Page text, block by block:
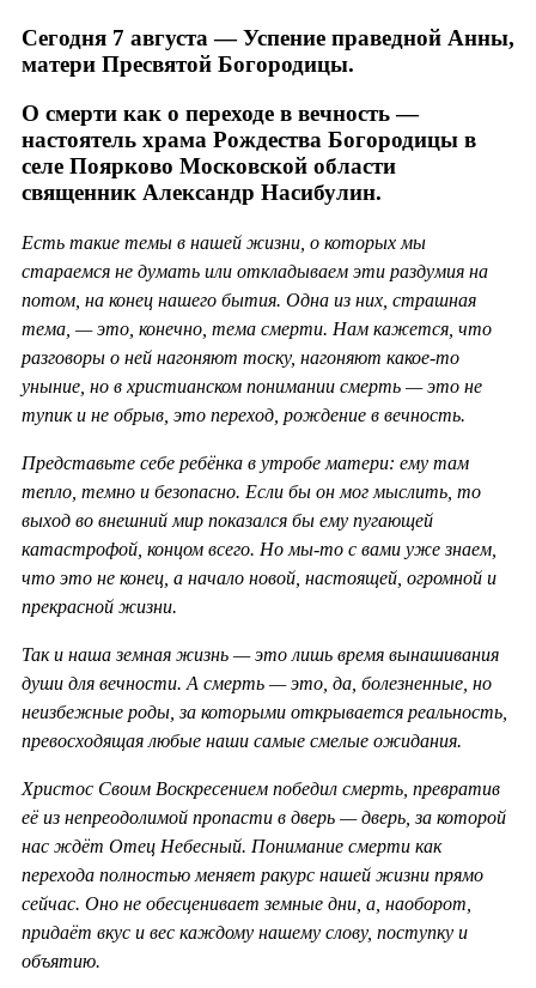
Сегодня 7 августа — Успение праведной Анны,
матери Пресвятой Богородицы.
О смерти как о переходе в вечность —
настоятель храма Рождества Богородицы в
селе Поярково Московской области
священник Александр Насибулин.
Есть такие темы в нашей жизни, о которых мы
стараемся не думать или откладываем эти раздумия на
потом, на конец нашего бытия. Одна из них, страшная
тема, — это, конечно, тема смерти. Нам кажется, что
разговоры о ней нагоняют тоску, нагоняют какое-то
уныние, но в христианском понимании смерть — это не
тупик и не обрыв, это переход, рождение в вечность.
Представьте себе ребёнка в утробе матери: ему там
тепло, темно и безопасно. Если бы он мог мыслить, то
выход во внешний мир показался бы ему пугающей
катастрофой, концом всего. Но мы-то с вами уже знаем,
что это не конец, а начало новой, настоящей, огромной и
прекрасной жизни.
Так и наша земная жизнь — это лишь время вынашивания
души для вечности. А смерть — это, да, болезненные, но
неизбежные роды, за которыми открывается реальность,
превосходящая любые наши самые смелые ожидания.
Христос Своим Воскресением победил смерть, превратив
её из непреодолимой пропасти в дверь — дверь, за которой
нас ждёт Отец Небесный. Понимание смерти как
перехода полностью меняет ракурс нашей жизни прямо
сейчас. Оно не обесценивает земные дни, а, наоборот,
придаёт вкус и вес каждому нашему слову, поступку и
объятию.